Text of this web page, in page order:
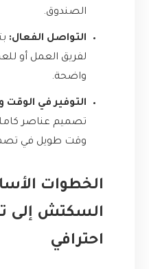
الصندوق.
التواصل الفعال:
لفريق العمل أو
واضحة.
التوفير في الوقت
تصميم عناصر
وقت طويل في
الخطوات
احترافي